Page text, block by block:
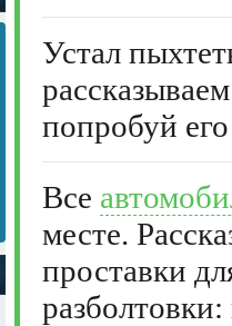
Устал
попробуй
Все
месте.
проставки